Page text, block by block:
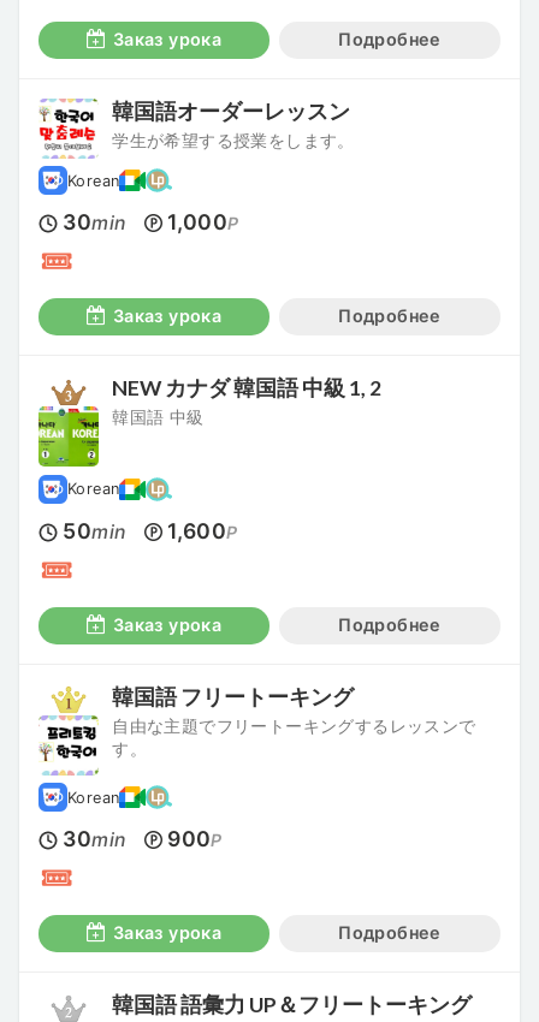
Заказ урока Подробнее
韓国語オーダーレッスン
学生が希望する授業をします。
Korean
30min 1,000P
Заказ урока Подробнее
NEW カナダ 韓国語 中級 1, 2
韓国語 中級
Korean
50min 1,600P
Заказ урока Подробнее
韓国語 フリートーキング
自由な主題でフリートーキングするレッスンで
す。
Korean
30min 900P
Заказ урока Подробнее
韓国語 語彙力 UP＆フリートーキング